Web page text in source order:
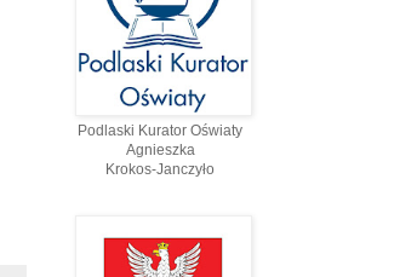
Podlaski Kurator Oświaty
Agnieszka
Krokos-Janczyło